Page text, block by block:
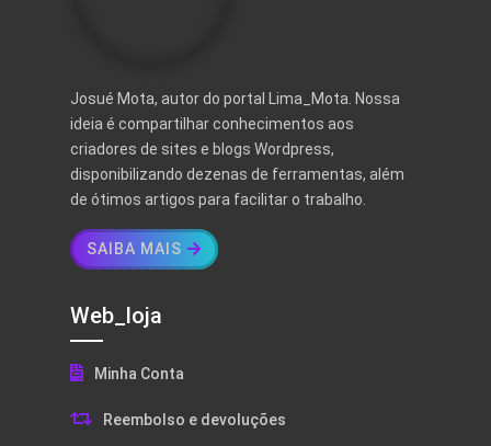
Josué Mota, autor do portal Lima_Mota. Nossa
ideia é compartilhar conhecimentos aos
criadores de sites e blogs Wordpress,
disponibilizando dezenas de ferramentas, além
de ótimos artigos para facilitar o trabalho.
SAIBA MAIS
Web_loja
Minha Conta
Reembolso e devoluções